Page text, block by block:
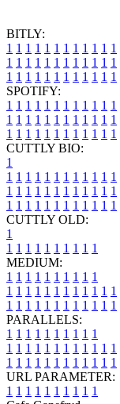
BITLY:
1 1 1 1 1 1 1 1 1 1 1 1
1 1 1 1 1 1 1 1 1 1 1 1
1 1 1 1 1 1 1 1 1 1 1 1
SPOTIFY:
1 1 1 1 1 1 1 1 1 1 1 1
1 1 1 1 1 1 1 1 1 1 1 1
1 1 1 1 1 1 1 1 1 1 1 1
CUTTLY BIO:
1
1 1 1 1 1 1 1 1 1 1 1 1
1 1 1 1 1 1 1 1 1 1 1 1
1 1 1 1 1 1 1 1 1 1 1 1
CUTTLY OLD:
1
1 1 1 1 1 1 1 1 1 1
MEDIUM:
1 1 1 1 1 1 1 1 1 1
1 1 1 1 1 1 1 1 1 1 1 1
1 1 1 1 1 1 1 1 1 1 1 1
PARALLELS:
1 1 1 1 1 1 1 1 1 1
1 1 1 1 1 1 1 1 1 1 1 1
1 1 1 1 1 1 1 1 1 1 1 1
URL PARAMETER:
1 1 1 1 1 1 1 1 1 1